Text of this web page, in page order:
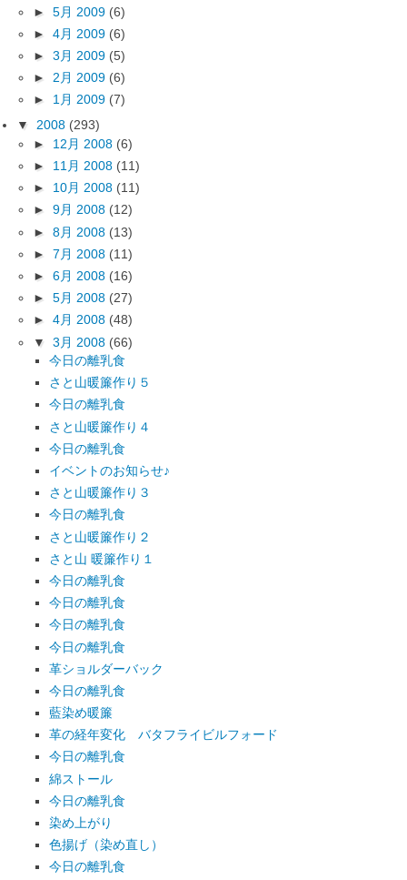
► 5月 2009 (6)
► 4月 2009 (6)
► 3月 2009 (5)
► 2月 2009 (6)
► 1月 2009 (7)
▼ 2008 (293)
► 12月 2008 (6)
► 11月 2008 (11)
► 10月 2008 (11)
► 9月 2008 (12)
► 8月 2008 (13)
► 7月 2008 (11)
► 6月 2008 (16)
► 5月 2008 (27)
► 4月 2008 (48)
▼ 3月 2008 (66)
今日の離乳食
さと山暖簾作り５
今日の離乳食
さと山暖簾作り４
今日の離乳食
イベントのお知らせ♪
さと山暖簾作り３
今日の離乳食
さと山暖簾作り２
さと山 暖簾作り１
今日の離乳食
今日の離乳食
今日の離乳食
今日の離乳食
革ショルダーバック
今日の離乳食
藍染め暖簾
革の経年変化 バタフライビルフォード
今日の離乳食
綿ストール
今日の離乳食
染め上がり
色揚げ（染め直し）
今日の離乳食